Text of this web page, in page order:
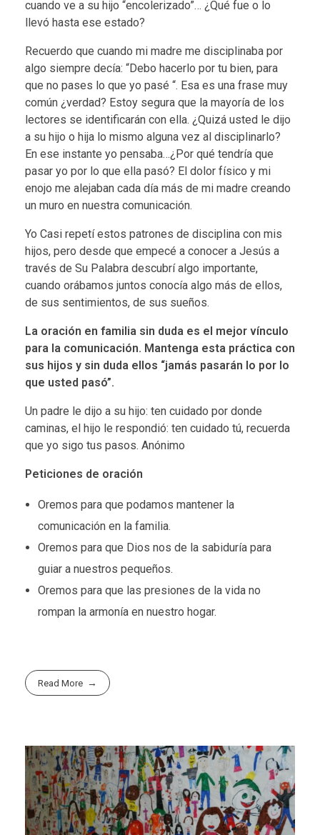
cuando ve a su hijo “encolerizado”… ¿Qué fue o lo
llevó hasta ese estado?
Recuerdo que cuando mi madre me disciplinaba por
algo siempre decía: “Debo hacerlo por tu bien, para
que no pases lo que yo pasé “. Esa es una frase muy
común ¿verdad? Estoy segura que la mayoría de los
lectores se identificarán con ella. ¿Quizá usted le dijo
a su hijo o hija lo mismo alguna vez al disciplinarlo?
En ese instante yo pensaba…¿Por qué tendría que
pasar yo por lo que ella pasó? El dolor físico y mi
enojo me alejaban cada día más de mi madre creando
un muro en nuestra comunicación.
Yo Casi repetí estos patrones de disciplina con mis
hijos, pero desde que empecé a conocer a Jesús a
través de Su Palabra descubrí algo importante,
cuando orábamos juntos conocía algo más de ellos,
de sus sentimientos, de sus sueños.
La oración en familia sin duda es el mejor vínculo
para la comunicación. Mantenga esta práctica con
sus hijos y sin duda ellos “jamás pasarán lo por lo
que usted pasó”.
Un padre le dijo a su hijo: ten cuidado por donde
caminas, el hijo le respondió: ten cuidado tú, recuerda
que yo sigo tus pasos. Anónimo
Peticiones de oración
Oremos para que podamos mantener la
comunicación en la familia.
Oremos para que Dios nos de la sabiduría para
guiar a nuestros pequeños.
Oremos para que las presiones de la vida no
rompan la armonía en nuestro hogar.
Read More